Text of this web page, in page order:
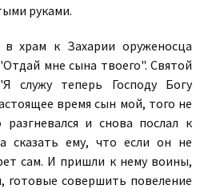
руками.
храм к Захарии оруженосца
мне сына твоего". Святой
служу теперь Господу Богу
время сын мой, того не
и снова послал к
сказать ему, что если он не
сам. И пришли к нему воины,
готовые совершить повеление